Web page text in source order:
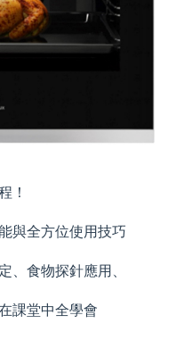
！
與全方位使用技巧
、食物探針應用、
課堂中全學會